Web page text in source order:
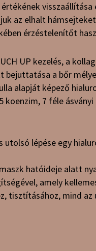
visszaállítása
az elhalt
érzéstelenítőt
UP kezelés, a
a bőr
alapját képező
7 féle
utolsó lépése egy
hatóideje alatt
amely
tisztításához, mind